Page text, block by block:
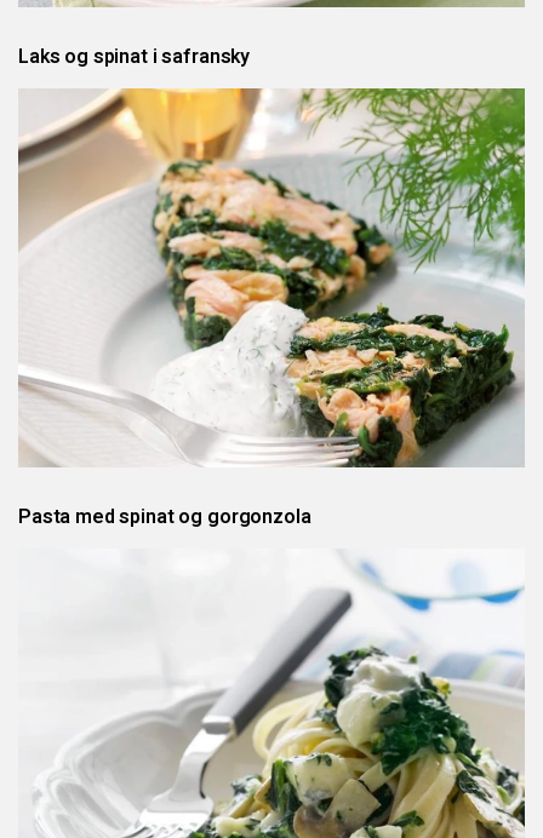
Laks og spinat i safransky
Pasta med spinat og gorgonzola